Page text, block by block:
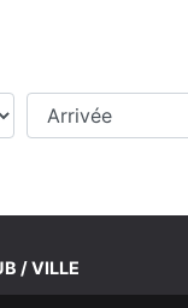
Temps